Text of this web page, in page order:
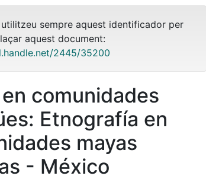
utilitzeu sempre aquest identificador per
aquest document:
2445/35200
comunidades
Etnografía en
mayas
- México